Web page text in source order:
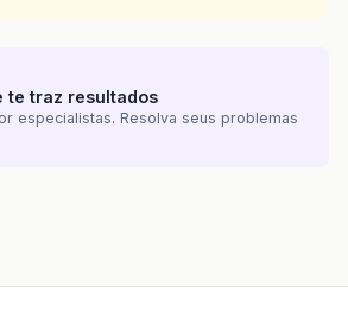
te traz resultados
especialistas. Resolva seus problemas